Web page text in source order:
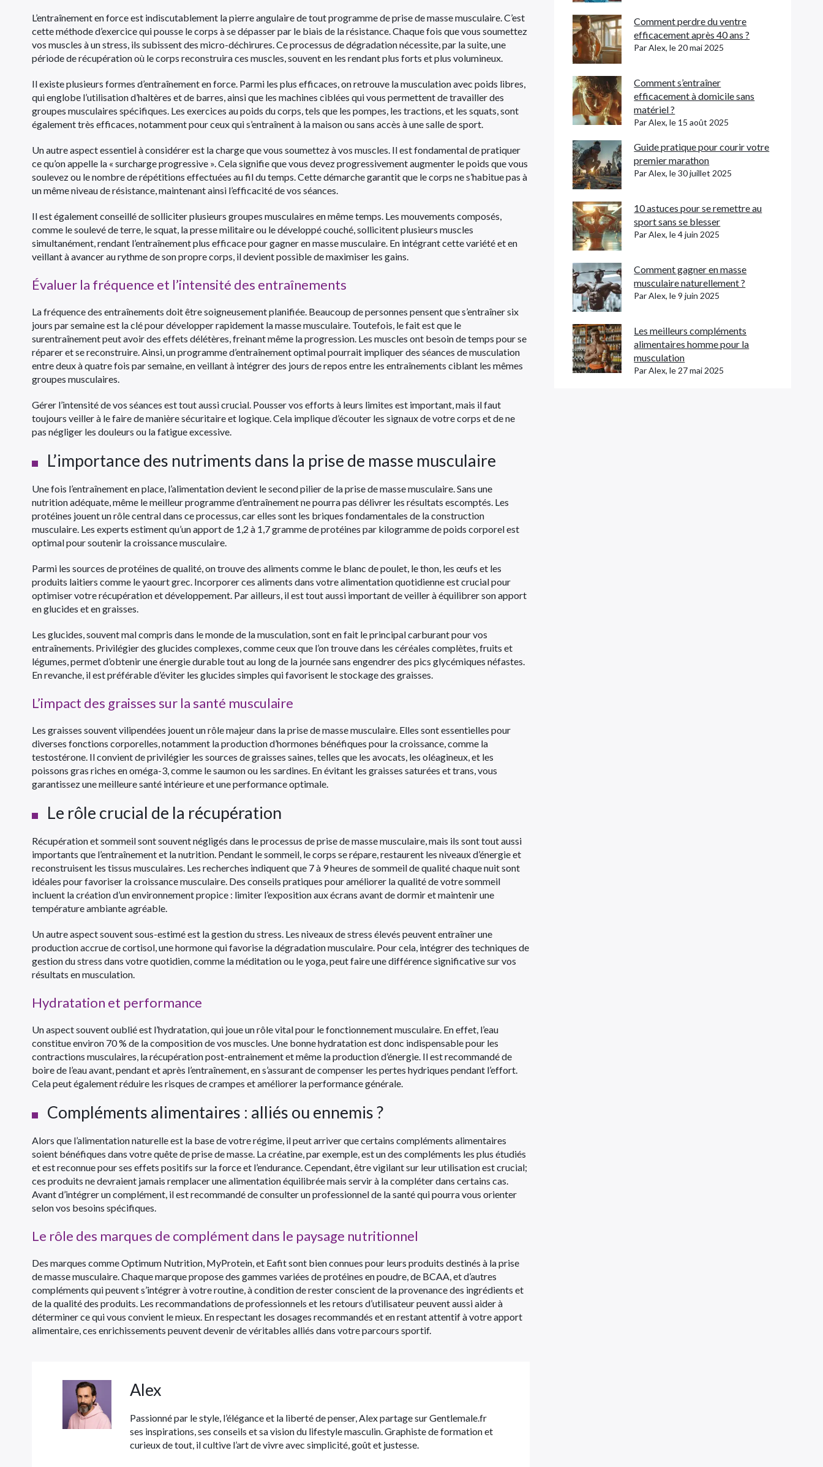
L’entraînement en force est indiscutablement la pierre angulaire de tout programme de prise de masse musculaire. C’est
cette méthode d’exercice qui pousse le corps à se dépasser par le biais de la résistance. Chaque fois que vous soumettez
vos muscles à un stress, ils subissent des micro-déchirures. Ce processus de dégradation nécessite, par la suite, une
période de récupération où le corps reconstruira ces muscles, souvent en les rendant plus forts et plus volumineux.
Il existe plusieurs formes d’entraînement en force. Parmi les plus efficaces, on retrouve la musculation avec poids libres,
qui englobe l’utilisation d’haltères et de barres, ainsi que les machines ciblées qui vous permettent de travailler des
groupes musculaires spécifiques. Les exercices au poids du corps, tels que les pompes, les tractions, et les squats, sont
également très efficaces, notamment pour ceux qui s’entraînent à la maison ou sans accès à une salle de sport.
Un autre aspect essentiel à considérer est la charge que vous soumettez à vos muscles. Il est fondamental de pratiquer
ce qu’on appelle la « surcharge progressive ». Cela signifie que vous devez progressivement augmenter le poids que vous
soulevez ou le nombre de répétitions effectuées au fil du temps. Cette démarche garantit que le corps ne s’habitue pas à
un même niveau de résistance, maintenant ainsi l’efficacité de vos séances.
Il est également conseillé de solliciter plusieurs groupes musculaires en même temps. Les mouvements composés,
comme le soulevé de terre, le squat, la presse militaire ou le développé couché, sollicitent plusieurs muscles
simultanément, rendant l’entraînement plus efficace pour gagner en masse musculaire. En intégrant cette variété et en
veillant à avancer au rythme de son propre corps, il devient possible de maximiser les gains.
Évaluer la fréquence et l’intensité des entraînements
La fréquence des entraînements doit être soigneusement planifiée. Beaucoup de personnes pensent que s’entraîner six
jours par semaine est la clé pour développer rapidement la masse musculaire. Toutefois, le fait est que le
surentraînement peut avoir des effets délétères, freinant même la progression. Les muscles ont besoin de temps pour se
réparer et se reconstruire. Ainsi, un programme d’entraînement optimal pourrait impliquer des séances de musculation
entre deux à quatre fois par semaine, en veillant à intégrer des jours de repos entre les entraînements ciblant les mêmes
groupes musculaires.
Gérer l’intensité de vos séances est tout aussi crucial. Pousser vos efforts à leurs limites est important, mais il faut
toujours veiller à le faire de manière sécuritaire et logique. Cela implique d’écouter les signaux de votre corps et de ne
pas négliger les douleurs ou la fatigue excessive.
L’importance des nutriments dans la prise de masse musculaire
Une fois l’entraînement en place, l’alimentation devient le second pilier de la prise de masse musculaire. Sans une
nutrition adéquate, même le meilleur programme d’entraînement ne pourra pas délivrer les résultats escomptés. Les
protéines jouent un rôle central dans ce processus, car elles sont les briques fondamentales de la construction
musculaire. Les experts estiment qu’un apport de 1,2 à 1,7 gramme de protéines par kilogramme de poids corporel est
optimal pour soutenir la croissance musculaire.
Parmi les sources de protéines de qualité, on trouve des aliments comme le blanc de poulet, le thon, les œufs et les
produits laitiers comme le yaourt grec. Incorporer ces aliments dans votre alimentation quotidienne est crucial pour
optimiser votre récupération et développement. Par ailleurs, il est tout aussi important de veiller à équilibrer son apport
en glucides et en graisses.
Les glucides, souvent mal compris dans le monde de la musculation, sont en fait le principal carburant pour vos
entraînements. Privilégier des glucides complexes, comme ceux que l’on trouve dans les céréales complètes, fruits et
légumes, permet d’obtenir une énergie durable tout au long de la journée sans engendrer des pics glycémiques néfastes.
En revanche, il est préférable d’éviter les glucides simples qui favorisent le stockage des graisses.
L’impact des graisses sur la santé musculaire
Les graisses souvent vilipendées jouent un rôle majeur dans la prise de masse musculaire. Elles sont essentielles pour
diverses fonctions corporelles, notamment la production d’hormones bénéfiques pour la croissance, comme la
testostérone. Il convient de privilégier les sources de graisses saines, telles que les avocats, les oléagineux, et les
poissons gras riches en oméga-3, comme le saumon ou les sardines. En évitant les graisses saturées et trans, vous
garantissez une meilleure santé intérieure et une performance optimale.
Le rôle crucial de la récupération
Récupération et sommeil sont souvent négligés dans le processus de prise de masse musculaire, mais ils sont tout aussi
importants que l’entraînement et la nutrition. Pendant le sommeil, le corps se répare, restaurent les niveaux d’énergie et
reconstruisent les tissus musculaires. Les recherches indiquent que 7 à 9 heures de sommeil de qualité chaque nuit sont
idéales pour favoriser la croissance musculaire. Des conseils pratiques pour améliorer la qualité de votre sommeil
incluent la création d’un environnement propice : limiter l’exposition aux écrans avant de dormir et maintenir une
température ambiante agréable.
Un autre aspect souvent sous-estimé est la gestion du stress. Les niveaux de stress élevés peuvent entraîner une
production accrue de cortisol, une hormone qui favorise la dégradation musculaire. Pour cela, intégrer des techniques de
gestion du stress dans votre quotidien, comme la méditation ou le yoga, peut faire une différence significative sur vos
résultats en musculation.
Hydratation et performance
Un aspect souvent oublié est l’hydratation, qui joue un rôle vital pour le fonctionnement musculaire. En effet, l’eau
constitue environ 70 % de la composition de vos muscles. Une bonne hydratation est donc indispensable pour les
contractions musculaires, la récupération post-entrainement et même la production d’énergie. Il est recommandé de
boire de l’eau avant, pendant et après l’entraînement, en s’assurant de compenser les pertes hydriques pendant l’effort.
Cela peut également réduire les risques de crampes et améliorer la performance générale.
Compléments alimentaires : alliés ou ennemis ?
Alors que l’alimentation naturelle est la base de votre régime, il peut arriver que certains compléments alimentaires
soient bénéfiques dans votre quête de prise de masse. La créatine, par exemple, est un des compléments les plus étudiés
et est reconnue pour ses effets positifs sur la force et l’endurance. Cependant, être vigilant sur leur utilisation est crucial;
ces produits ne devraient jamais remplacer une alimentation équilibrée mais servir à la compléter dans certains cas.
Avant d’intégrer un complément, il est recommandé de consulter un professionnel de la santé qui pourra vous orienter
selon vos besoins spécifiques.
Le rôle des marques de complément dans le paysage nutritionnel
Des marques comme Optimum Nutrition, MyProtein, et Eafit sont bien connues pour leurs produits destinés à la prise
de masse musculaire. Chaque marque propose des gammes variées de protéines en poudre, de BCAA, et d’autres
compléments qui peuvent s’intégrer à votre routine, à condition de rester conscient de la provenance des ingrédients et
de la qualité des produits. Les recommandations de professionnels et les retours d’utilisateur peuvent aussi aider à
déterminer ce qui vous convient le mieux. En respectant les dosages recommandés et en restant attentif à votre apport
alimentaire, ces enrichissements peuvent devenir de véritables alliés dans votre parcours sportif.
Alex
Passionné par le style, l’élégance et la liberté de penser, Alex partage sur Gentlemale.fr
ses inspirations, ses conseils et sa vision du lifestyle masculin. Graphiste de formation et
curieux de tout, il cultive l’art de vivre avec simplicité, goût et justesse.
Comment perdre du ventre
efficacement après 40 ans ?
Par Alex, le 20 mai 2025
Comment s’entraîner
efficacement à domicile sans
matériel ?
Par Alex, le 15 août 2025
Guide pratique pour courir votre
premier marathon
Par Alex, le 30 juillet 2025
10 astuces pour se remettre au
sport sans se blesser
Par Alex, le 4 juin 2025
Comment gagner en masse
musculaire naturellement ?
Par Alex, le 9 juin 2025
Les meilleurs compléments
alimentaires homme pour la
musculation
Par Alex, le 27 mai 2025